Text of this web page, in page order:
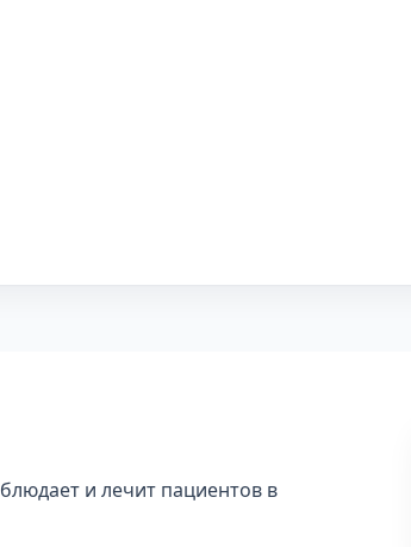
и лечит пациентов в